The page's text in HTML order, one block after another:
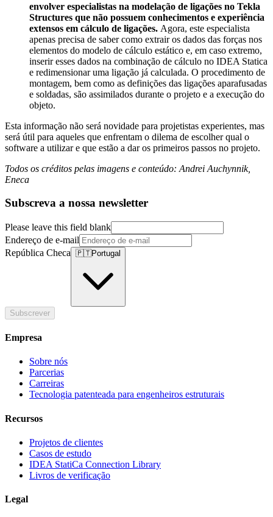
envolver especialistas na modelação de ligações no Tekla
Structures que não possuem conhecimentos e experiência
extensos em cálculo de ligações. Agora, este especialista
apenas precisa de saber como extrair os dados das forças nos
elementos do modelo de cálculo estático e, em caso extremo,
inserir esses dados na combinação de cálculo no IDEA Statica
e redimensionar uma ligação já calculada. O procedimento de
montagem, bem como as definições das ligações aparafusadas
e soldadas, são assimilados durante o projeto e a execução do
objeto.
Esta informação não será novidade para projetistas experientes, mas
será útil para aqueles que enfrentam o dilema de escolher qual o
software a utilizar e que estão a dar os primeiros passos no projeto.
Todos os créditos pelas imagens e conteúdo: Andrei Auchynnik,
Eneca
Subscreva a nossa newsletter
Please leave this field blank
Endereço de e-mail
República Checa 🇵🇹Portugal
Subscrever
Empresa
Sobre nós
Parcerias
Carreiras
Tecnologia patenteada para engenheiros estruturais
Recursos
Projetos de clientes
Casos de estudo
IDEA StatiCa Connection Library
Livros de verificação
Legal